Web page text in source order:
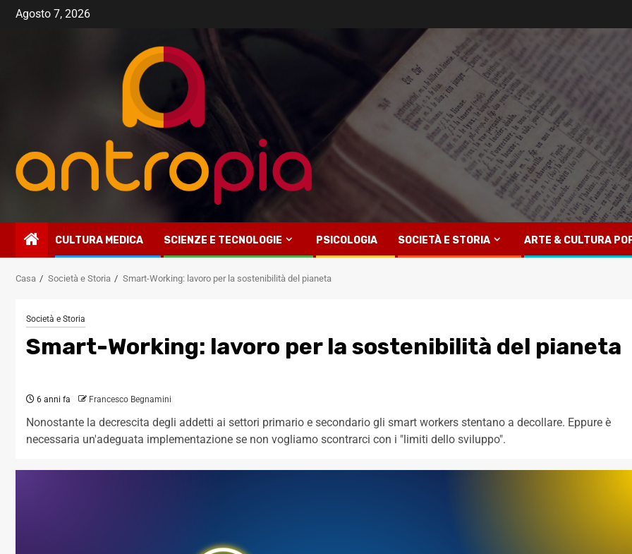
Agosto 7, 2026
CULTURA MEDICA SCIENZE E TECNOLOGIE PSICOLOGIA SOCIETÀ E STORIA ARTE & CULTURA
Casa Società e Storia Smart-Working: lavoro per la sostenibilità del pianeta
Società e Storia
Smart-Working: lavoro per la sostenibilità del pianeta
6 anni fa Francesco Begnamini
Nonostante la decrescita degli addetti ai settori primario e secondario gli smart workers stentano a decollare. Eppure è
necessaria un'adeguata implementazione se non vogliamo scontrarci con i "limiti dello sviluppo".